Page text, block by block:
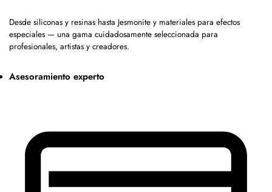
Desde siliconas y resinas hasta Jesmonite y materiales para efectos
especiales — una gama cuidadosamente seleccionada para
profesionales, artistas y creadores.
Asesoramiento experto